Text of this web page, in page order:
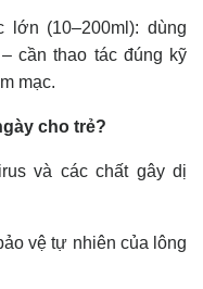
(10–200ml): dùng
cần thao tác đúng kỹ
mạc.
cho trẻ?
và các chất gây dị
vệ tự nhiên của lông